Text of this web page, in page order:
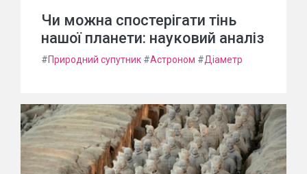
Чи можна спостерігати тінь
нашої планети: науковий аналіз
#Природний супутник #Астроном #Діаметр